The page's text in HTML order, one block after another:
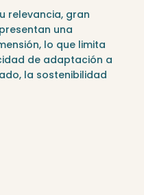
relevancia, gran
una
lo que limita
de adaptación a
la sostenibilidad